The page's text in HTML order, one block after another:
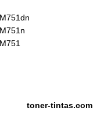
toner-tintas.com